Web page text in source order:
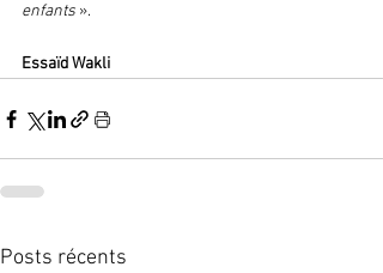
enfants ».
Essaïd Wakli
Posts récents